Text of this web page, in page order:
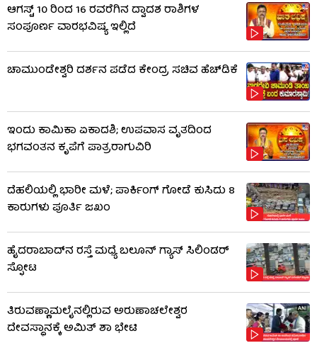
ಆಗಸ್ಟ್ 10 ರಿಂದ 16 ರವರೆಗಿನ ದ್ವಾದಶ ರಾಶಿಗಳ
ಸಂಪೂರ್ಣ ವಾರಭವಿಷ್ಯ ಇಲ್ಲಿದೆ
ಚಾಮುಂಡೇಶ್ವರಿ ದರ್ಶನ ಪಡೆದ ಕೇಂದ್ರ ಸಚಿವ ಹೆಚ್​​ಡಿಕೆ
ಇಂದು ಕಾಮಿಕಾ ಏಕಾದಶಿ; ಉಪವಾಸ ವೃತದಿಂದ
ಭಗವಂತನ ಕೃಪೆಗೆ ಪಾತ್ರರಾಗುವಿರಿ
ದೆಹಲಿಯಲ್ಲಿ ಭಾರೀ ಮಳೆ; ಪಾರ್ಕಿಂಗ್ ಗೋಡೆ ಕುಸಿದು 8
ಕಾರುಗಳು ಪೂರ್ತಿ ಜಖಂ
ಹೈದರಾಬಾದ್​ನ ರಸ್ತೆ ಮಧ್ಯೆ ಬಲೂನ್ ಗ್ಯಾಸ್ ಸಿಲಿಂಡರ್
ಸ್ಫೋಟ
ತಿರುವಣ್ಣಾಮಲೈನಲ್ಲಿರುವ ಅರುಣಾಚಲೇಶ್ವರ
ದೇವಸ್ಥಾನಕ್ಕೆ ಅಮಿತ್ ಶಾ ಭೇಟಿ